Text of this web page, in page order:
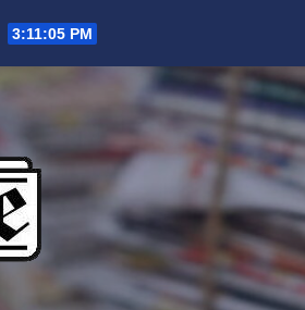
3:11:06 PM